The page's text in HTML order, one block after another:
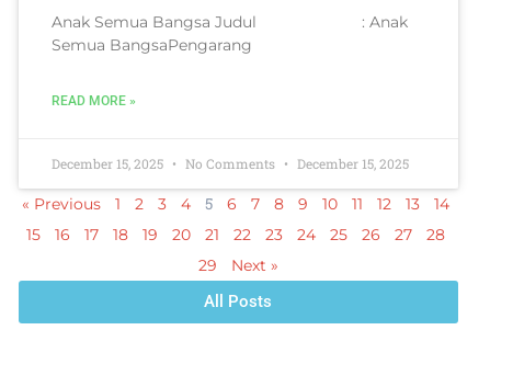
Anak Semua Bangsa Judul : Anak
Semua BangsaPengarang
READ MORE »
December 15, 2025 No Comments December 15, 2025
« Previous 1 2 3 4 5 6 7 8 9 10 11 12 13
14
15
16 17 18 19 20 21 22 23 24 25 26 27
28
29
Next »
All Posts